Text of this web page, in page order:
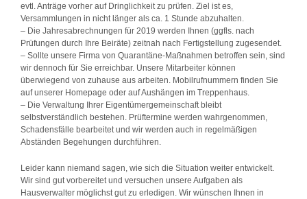
evtl. Anträge vorher auf Dringlichkeit zu prüfen. Ziel ist es,
Versammlungen in nicht länger als ca. 1 Stunde abzuhalten.
– Die Jahresabrechnungen für 2019 werden Ihnen (ggfls. nach
Prüfungen durch Ihre Beiräte) zeitnah nach Fertigstellung zugesendet.
– Sollte unsere Firma von Quarantäne-Maßnahmen betroffen sein, sind
wir dennoch für Sie erreichbar. Unsere Mitarbeiter können
überwiegend von zuhause aus arbeiten. Mobilrufnummern finden Sie
auf unserer Homepage oder auf Aushängen im Treppenhaus.
– Die Verwaltung Ihrer Eigentümergemeinschaft bleibt
selbstverständlich bestehen. Prüftermine werden wahrgenommen,
Schadensfälle bearbeitet und wir werden auch in regelmäßigen
Abständen Begehungen durchführen.
Leider kann niemand sagen, wie sich die Situation weiter entwickelt.
Wir sind gut vorbereitet und versuchen unsere Aufgaben als
Hausverwalter möglichst gut zu erledigen. Wir wünschen Ihnen in